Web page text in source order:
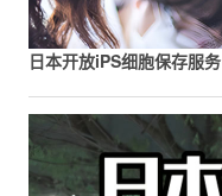
日本开放iPS细胞保存服务